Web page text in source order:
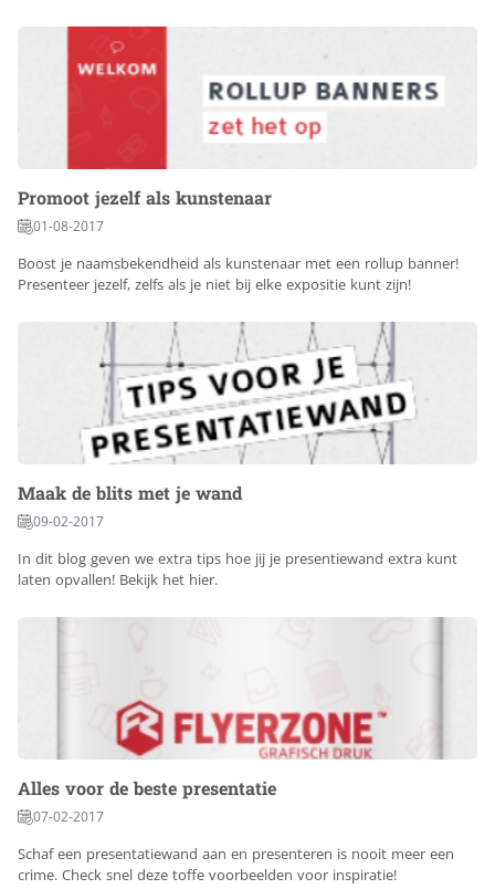
Promoot jezelf als kunstenaar
01-08-2017
Boost je naamsbekendheid als kunstenaar met een rollup banner!
Presenteer jezelf, zelfs als je niet bij elke expositie kunt zijn!
Maak de blits met je wand
09-02-2017
In dit blog geven we extra tips hoe jij je presentiewand extra kunt
laten opvallen! Bekijk het hier.
Alles voor de beste presentatie
07-02-2017
Schaf een presentatiewand aan en presenteren is nooit meer een
crime. Check snel deze toffe voorbeelden voor inspiratie!